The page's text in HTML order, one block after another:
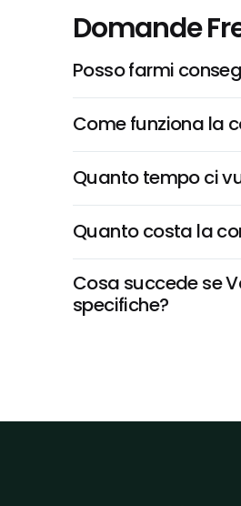
Domande
Posso farmi
Come funziona la
Quanto tempo ci
Quanto costa la
Cosa succede se
specifiche?